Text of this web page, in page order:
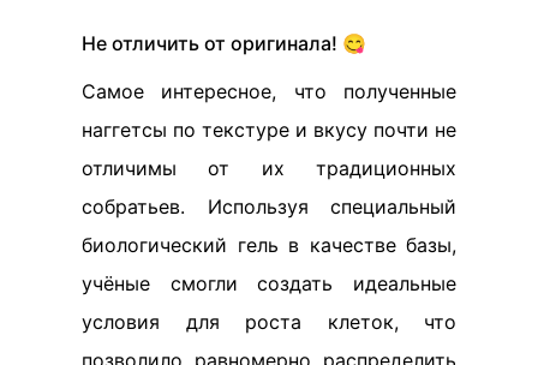
Не отличить от оригинала! 😋
Самое интересное, что полученные
наггетсы по текстуре и вкусу почти не
отличимы от их традиционных
собратьев. Используя специальный
биологический гель в качестве базы,
учёные смогли создать идеальные
условия для роста клеток, что
позволило равномерно распределить